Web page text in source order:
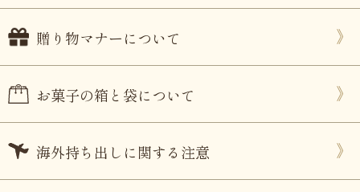
贈り物マナーについて
お菓子の箱と袋について
海外持ち出しに関する注意